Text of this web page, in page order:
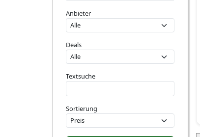
Anbieter
Deals
Textsuche
Sortierung